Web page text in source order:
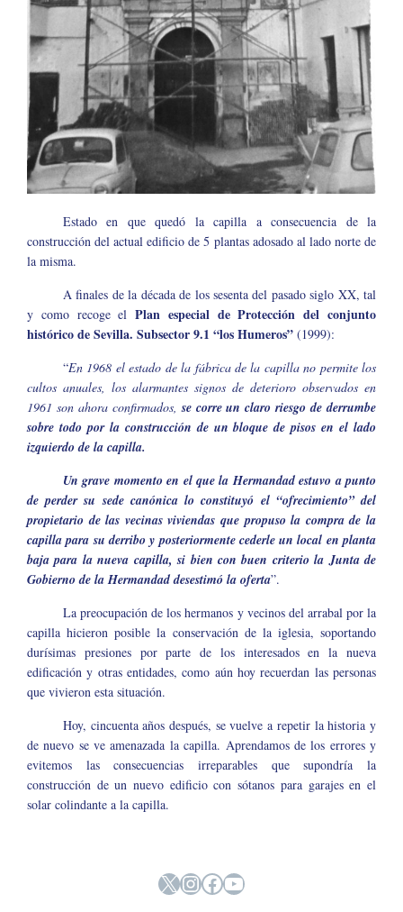
Estado en que quedó la capilla a consecuencia de la
construcción del actual edificio de 5 plantas adosado al lado norte de
la misma.
A finales de la década de los sesenta del pasado siglo XX, tal
y como recoge elPlan especial de Protección del conjunto
histórico de Sevilla. Subsector 9.1 “los Humeros” (1999):
“En 1968 el estado de la fábrica de la capilla no permite los
cultos anuales, los alarmantes signos de deterioro observados en
1961 son ahora confirmados,se corre un claro riesgo de derrumbe
sobre todo por la construcción de un bloque de pisos en el lado
izquierdo de la capilla.
Un grave momento en el que la Hermandad estuvo a punto
de perder su sede canónica lo constituyó el “ofrecimiento” del
propietario de las vecinas viviendas que propuso la compra de la
capilla para su derribo y posteriormente cederle un local en planta
baja para la nueva capilla, si bien con buen criterio la Junta de
Gobierno de la Hermandad desestimó la oferta”.
La preocupación de los hermanos y vecinos del arrabal por la
capilla hicieron posible la conservación de la iglesia, soportando
durísimas presiones por parte de los interesados en la nueva
edificación y otras entidades, como aún hoy recuerdan las personas
que vivieron esta situación.
Hoy, cincuenta años después, se vuelve a repetir la historia y
de nuevo se ve amenazada la capilla. Aprendamos de los errores y
evitemos las consecuencias irreparables que supondría la
construcción de un nuevo edificio con sótanos para garajes en el
solar colindante a la capilla.
X Instagram
Facebook
YouTube